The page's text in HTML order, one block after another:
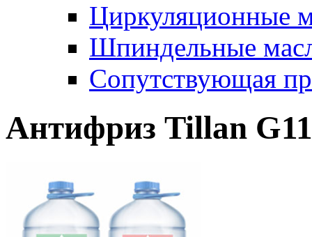
Циркуляционные
Шпиндельные
Сопутствующая
Антифриз Tillan